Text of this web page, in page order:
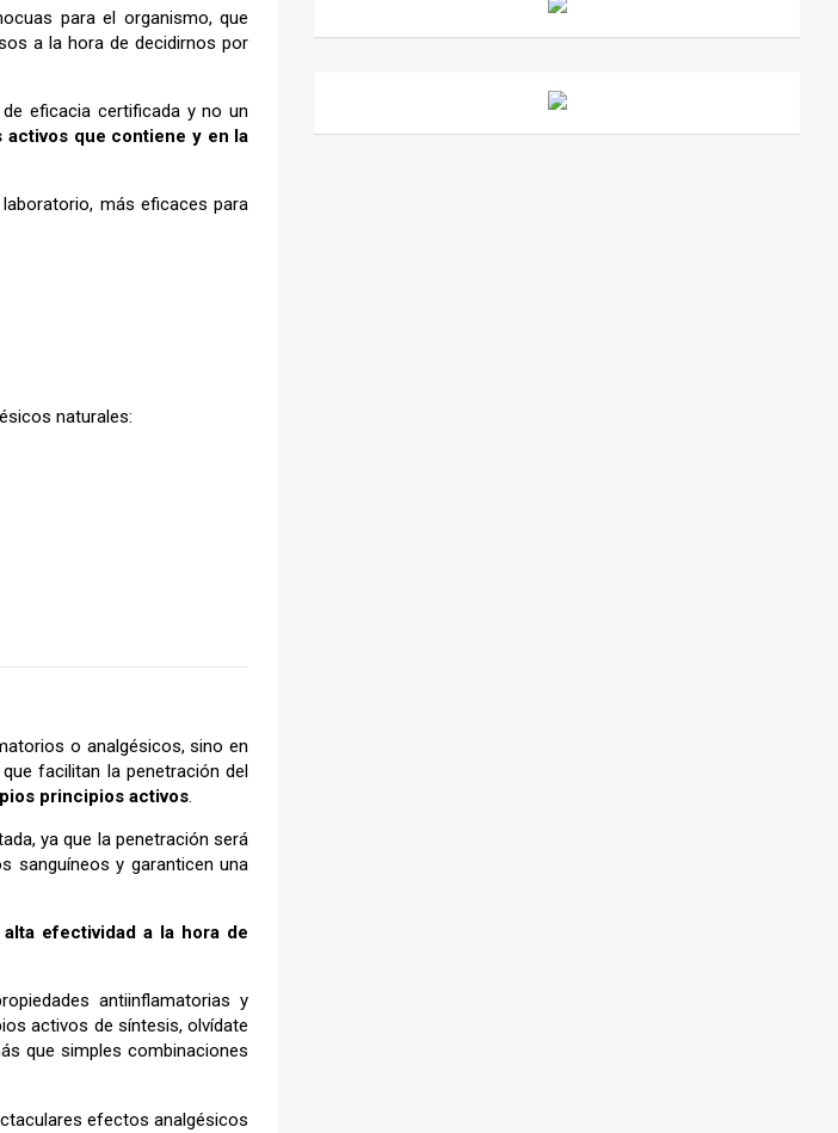
para el organismo, que
a la hora de decidirnos por
eficacia certificada y no un
activos que contiene y en la
más eficaces para
naturales:
o analgésicos, sino en
facilitan la penetración del
principios activos.
ya que la penetración será
sanguíneos y garanticen una
alta efectividad a la hora de
antiinflamatorias y
activos de síntesis, olvídate
que simples combinaciones
efectos analgésicos